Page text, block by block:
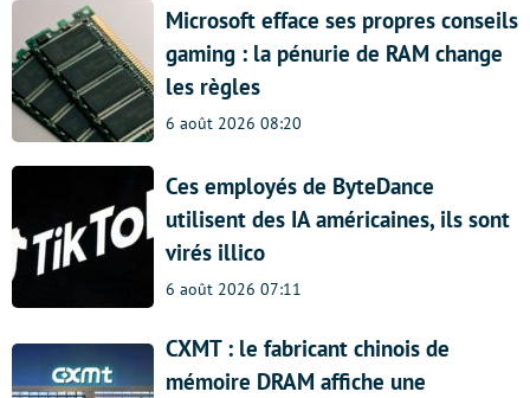
Microsoft efface ses propres conseils
gaming : la pénurie de RAM change
les règles
6 août 2026 08:20
Ces employés de ByteDance
utilisent des IA américaines, ils sont
virés illico
6 août 2026 07:11
CXMT : le fabricant chinois de
mémoire DRAM affiche une